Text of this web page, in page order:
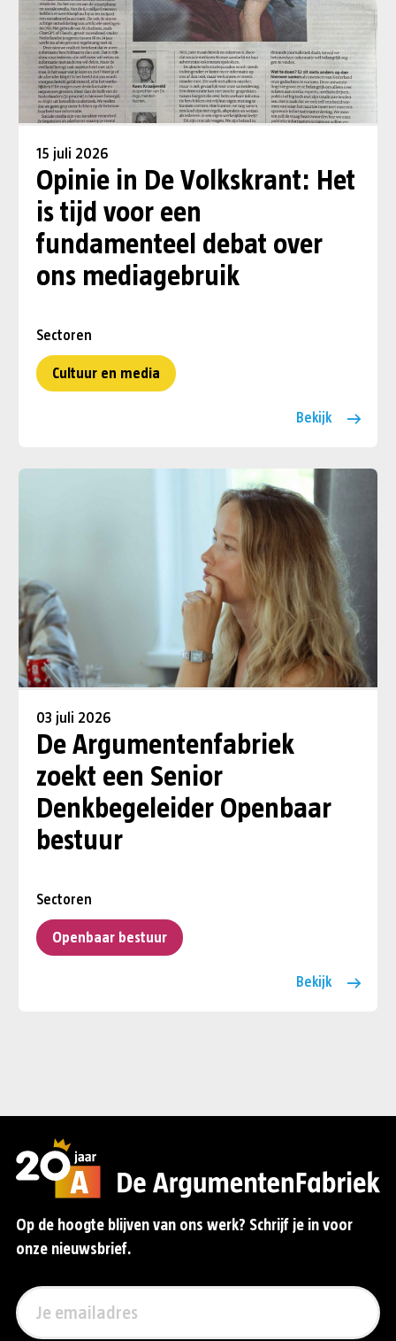
15 juli 2026
Opinie in De Volkskrant: Het
is tijd voor een
fundamenteel debat over
ons mediagebruik
Sectoren
Cultuur en media
Bekijk
03 juli 2026
De Argumentenfabriek
zoekt een Senior
Denkbegeleider Openbaar
bestuur
Sectoren
Openbaar bestuur
Bekijk
Op de hoogte blijven van ons werk? Schrijf je in voor
onze nieuwsbrief.